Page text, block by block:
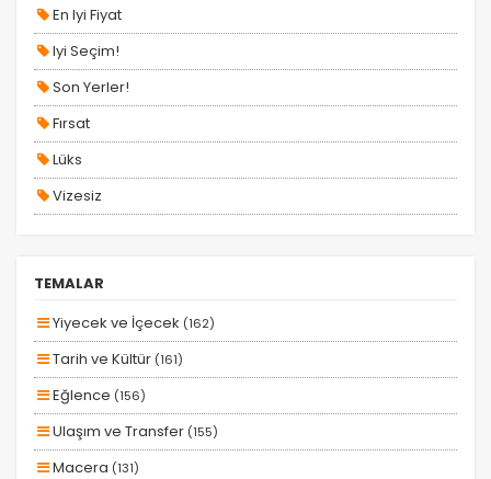
VİZESİZ TURLAR
YURT İÇİ TURLAR
En Iyi Fiyat
Iyi Seçim!
Son Yerler!
Fırsat
Lüks
Vizesiz
Planlanan
Otobüs Ile
Uçak Ile
Ekstralar Dahil
TEMALAR
Yiyecek ve İçecek (162)
Tarih ve Kültür (161)
Eğlence (156)
Ulaşım ve Transfer (155)
Macera (131)